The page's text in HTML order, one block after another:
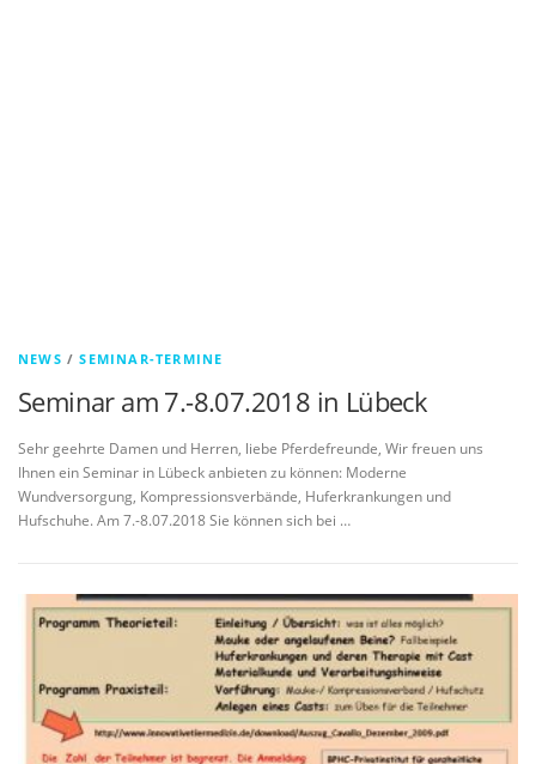
NEWS /SEMINAR-TERMINE
Seminar am 7.-8.07.2018 in Lübeck
Sehr geehrte Damen und Herren, liebe Pferdefreunde, Wir freuen uns
Ihnen ein Seminar in Lübeck anbieten zu können: Moderne
Wundversorgung, Kompressionsverbände, Huferkrankungen und
Hufschuhe. Am 7.-8.07.2018 Sie können sich bei …